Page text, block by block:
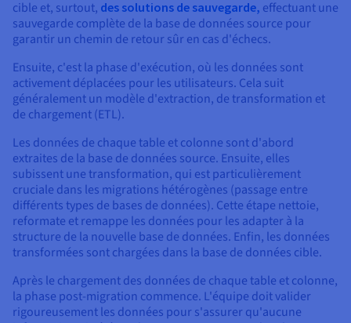
cible et, surtout, des solutions de sauvegarde, effectuant une
sauvegarde complète de la base de données source pour
garantir un chemin de retour sûr en cas d'échecs.
Ensuite, c'est la phase d'exécution, où les données sont
activement déplacées pour les utilisateurs. Cela suit
généralement un modèle d'extraction, de transformation et
de chargement (ETL).
Les données de chaque table et colonne sont d'abord
extraites de la base de données source. Ensuite, elles
subissent une transformation, qui est particulièrement
cruciale dans les migrations hétérogènes (passage entre
différents types de bases de données). Cette étape nettoie,
reformate et remappe les données pour les adapter à la
structure de la nouvelle base de données. Enfin, les données
transformées sont chargées dans la base de données cible.
Après le chargement des données de chaque table et colonne,
la phase post-migration commence. L'équipe doit valider
rigoureusement les données pour s'assurer qu'aucune